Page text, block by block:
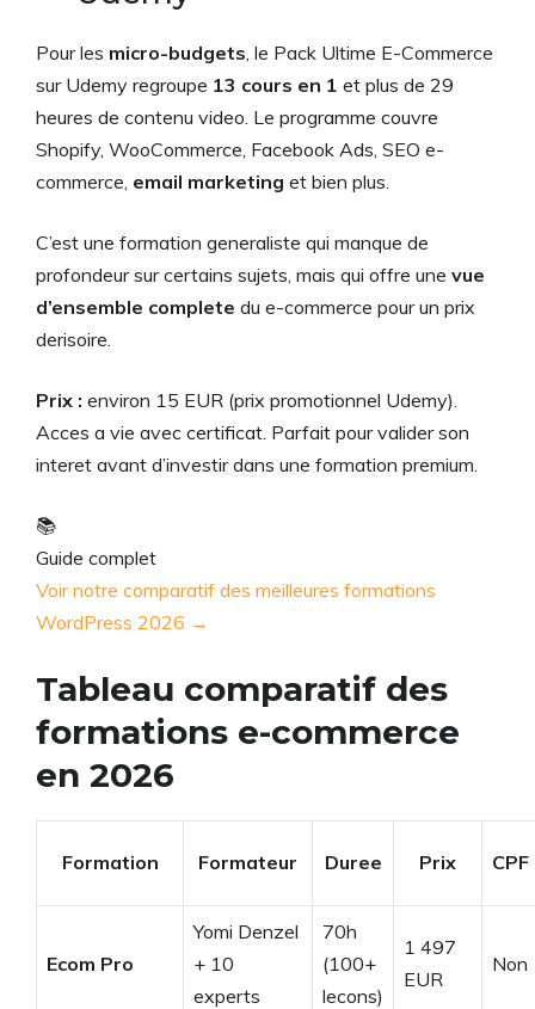
Pour les micro-budgets , le Pack Ultime E-Commerce
sur Udemy regroupe 13 cours en 1 et plus de 29
heures de contenu video. Le programme couvre
Shopify, WooCommerce, Facebook Ads, SEO e-
commerce, email marketing et bien plus.
C’est une formation generaliste qui manque de
profondeur sur certains sujets, mais qui offre une vue
d’ensemble complete du e-commerce pour un prix
derisoire.
Prix : environ 15 EUR (prix promotionnel Udemy).
Acces a vie avec certificat. Parfait pour valider son
interet avant d’investir dans une formation premium.
📚
Guide complet
Voir notre comparatif des meilleures formations
WordPress 2026 →
Tableau comparatif des
formations e-commerce
en 2026
Formation Formateur Duree Prix CPF
Ecom Pro
Yomi Denzel
+ 10
experts
70h
(100+
lecons)
1 497
EUR
Non